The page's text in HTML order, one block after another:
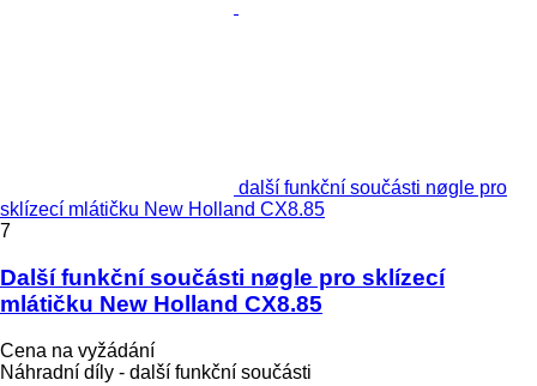
další funkční součásti nøgle pro
sklízecí mlátičku New Holland CX8.85
7
Další funkční součásti nøgle pro sklízecí
mlátičku New Holland CX8.85
Cena na vyžádání
Náhradní díly - další funkční součásti